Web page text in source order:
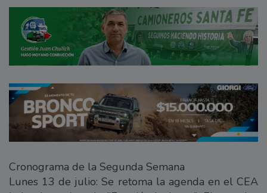
Cronograma de la Segunda Semana
Lunes 13 de julio: Se retoma la agenda en el CEA